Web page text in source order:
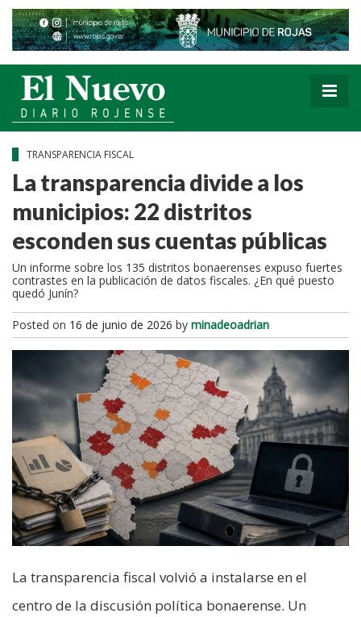
TRANSPARENCIA FISCAL
La transparencia divide a los
municipios: 22 distritos
esconden sus cuentas públicas
Un informe sobre los 135 distritos bonaerenses expuso fuertes
contrastes en la publicación de datos fiscales. ¿En qué puesto
quedó Junín?
Posted on 16 de junio de 2026 by minadeoadrian
La transparencia fiscal volvió a instalarse en el
centro de la discusión política bonaerense. Un